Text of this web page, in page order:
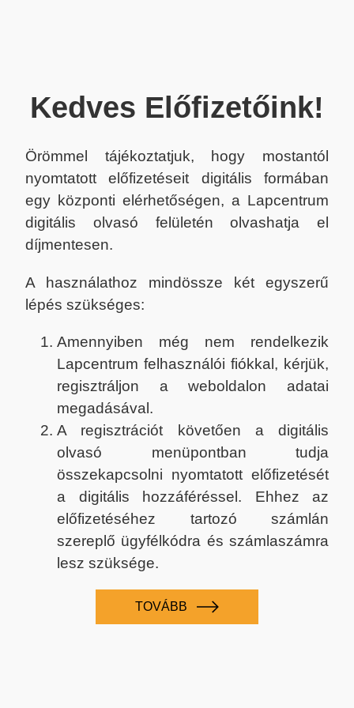
Kedves Előfizetőink!
Örömmel tájékoztatjuk, hogy mostantól
nyomtatott előfizetéseit digitális formában
egy központi elérhetőségen, a Lapcentrum
digitális olvasó felületén olvashatja el
díjmentesen.
A használathoz mindössze két egyszerű
lépés szükséges:
Amennyiben még nem rendelkezik
Lapcentrum felhasználói fiókkal, kérjük,
regisztráljon a weboldalon adatai
megadásával.
A regisztrációt követően a digitális
olvasó menüpontban tudja
összekapcsolni nyomtatott előfizetését
a digitális hozzáféréssel. Ehhez az
előfizetéséhez tartozó számlán
szereplő ügyfélkódra és számlaszámra
lesz szüksége.
TOVÁBB